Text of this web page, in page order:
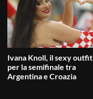
Ivana Knoll, il sexy outfit
per la semifinale tra
Argentina e Croazia